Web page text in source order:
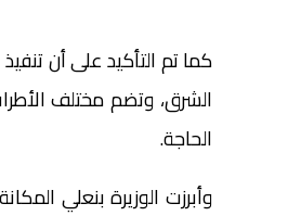
كما تم التأكيد على أن
الشرق، وتضم مختلف
الحاجة.
وأبرزت الوزيرة بنعلي